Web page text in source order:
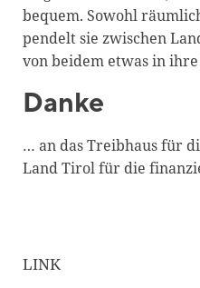
bequem. Sowohl
pendelt sie zwischen
von beidem etwas in
Danke
… an das Treibhaus für
Land Tirol für die
LINK